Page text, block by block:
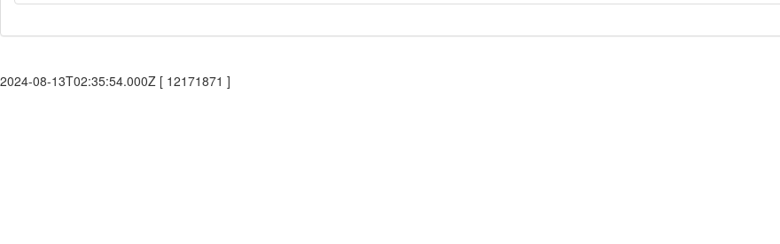
2024-08-13T02:35:54.000Z [ 12171871 ]